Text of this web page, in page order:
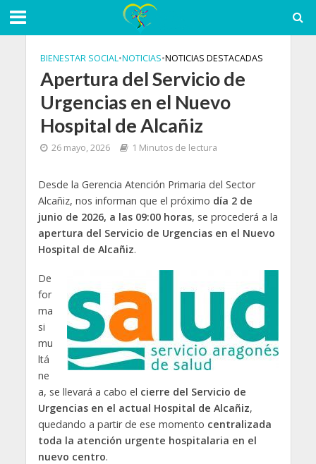
BIENESTAR SOCIAL•NOTICIAS•NOTICIAS DESTACADAS
Apertura del Servicio de
Urgencias en el Nuevo
Hospital de Alcañiz
26 mayo, 2026 1 Minutos de lectura
Desde la Gerencia Atención Primaria del Sector
Alcañiz, nos informan que el próximo día 2 de
junio de 2026, a las 09:00 horas, se procederá a la
apertura del Servicio de Urgencias en el Nuevo
Hospital de Alcañiz.
De
for
ma
si
mu
ltá
ne
a, se llevará a cabo el cierre del Servicio de
Urgencias en el actual Hospital de Alcañiz,
quedando a partir de ese momento centralizada
toda la atención urgente hospitalaria en el
nuevo centro.